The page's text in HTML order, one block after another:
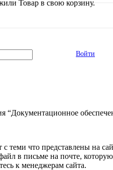
Товар в свою корзину.
Войти
“Документационное
теми что представлены на
в письме на почте,
к менеджерам сайта.